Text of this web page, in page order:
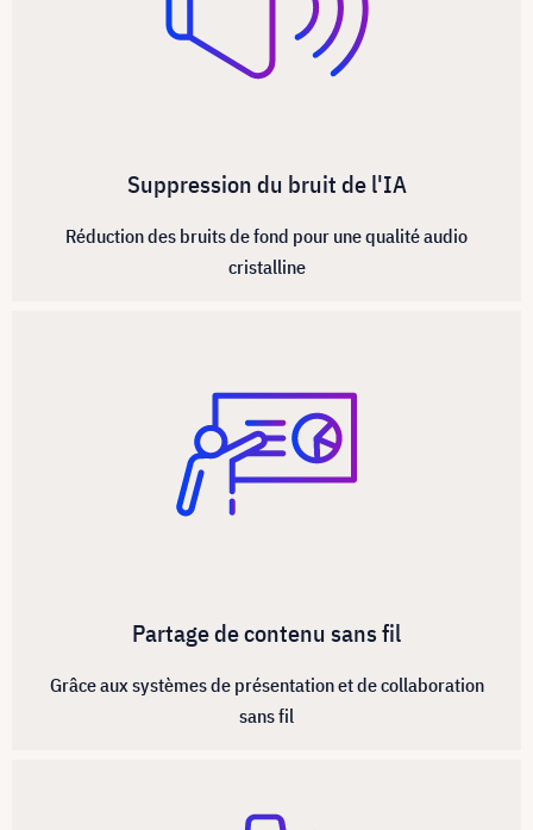
Suppression du bruit de l'IA
Réduction des bruits de fond pour une qualité audio
cristalline
Partage de contenu sans fil
Grâce aux systèmes de présentation et de collaboration
sans fil